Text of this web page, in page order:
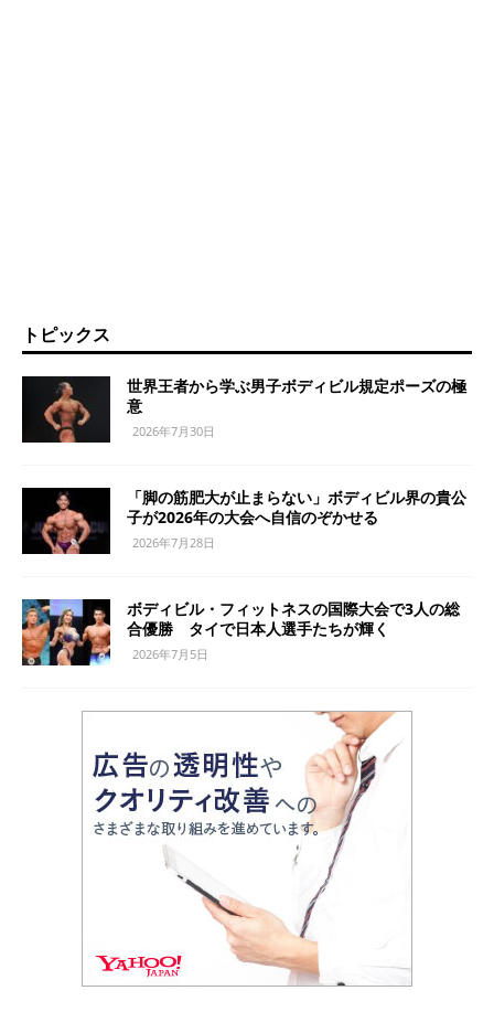
トピックス
世界王者から学ぶ男子ボディビル規定ポーズの極
意
2026年7月30日
「脚の筋肥大が止まらない」ボディビル界の貴公
子が2026年の大会へ自信のぞかせる
2026年7月28日
ボディビル・フィットネスの国際大会で3人の総
合優勝 タイで日本人選手たちが輝く
2026年7月5日